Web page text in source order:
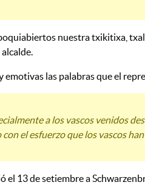
nuestra txikitixa,
las palabras que el
a los vascos venidos
el esfuerzo que los vascos
el 13 de setiembre a